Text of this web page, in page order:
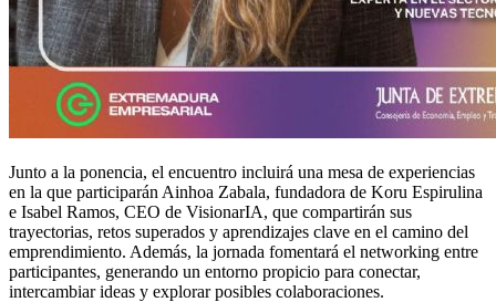
Junto a la ponencia, el encuentro incluirá una mesa de experiencias
en la que participarán Ainhoa Zabala, fundadora de Koru Espirulina
e Isabel Ramos, CEO de VisionarIA, que compartirán sus
trayectorias, retos superados y aprendizajes clave en el camino del
emprendimiento. Además, la jornada fomentará el networking entre
participantes, generando un entorno propicio para conectar,
intercambiar ideas y explorar posibles colaboraciones.